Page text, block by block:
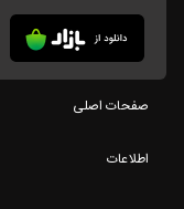
صفحات اصلی
اطلاعات